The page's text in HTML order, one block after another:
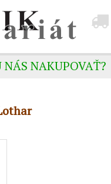
NÁS NAKUPOVAŤ?